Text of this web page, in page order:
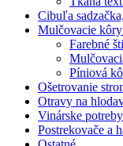
Cibuľa
Mulčovacie
Farebné
Píniová
Ošetrovanie
Otravy na
Vinárske potreby
Postrekovače a